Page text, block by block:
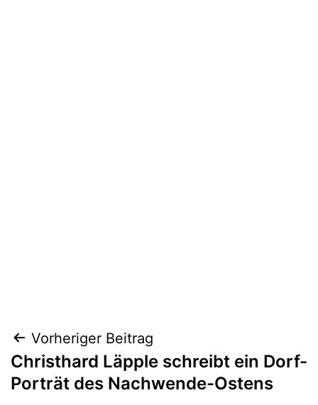
Beitragsnavigation
Vorheriger Beitrag
Christhard Läpple schreibt ein Dorf-
Porträt des Nachwende-Ostens